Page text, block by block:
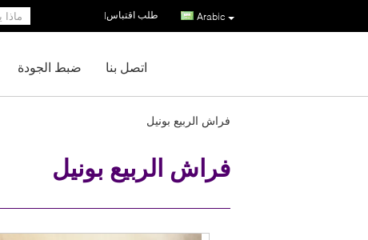
Arabic طلب اقتباس|
ضبط الجودة اتصل بنا
فراش الربيع بونيل
فراش الربيع بونيل